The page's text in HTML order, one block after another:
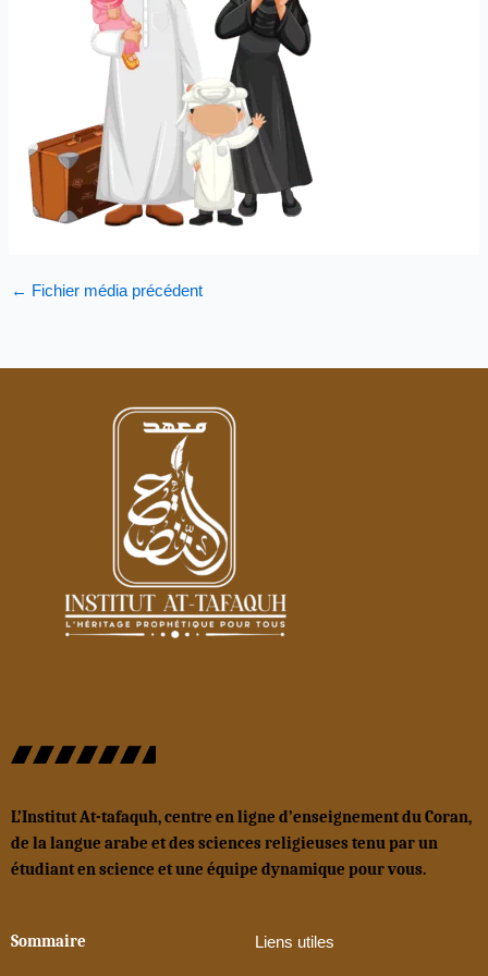
← Fichier média précédent
L’Institut At-tafaquh, centre en ligne d’enseignement du Coran,
de la langue arabe et des sciences religieuses tenu par un
étudiant en science et une équipe dynamique pour vous.
Sommaire Liens utiles